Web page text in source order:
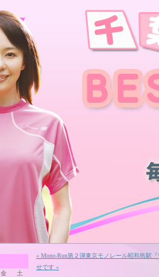
金
土
« Mono-Run第２弾東京モノレール昭和島駅
せです »